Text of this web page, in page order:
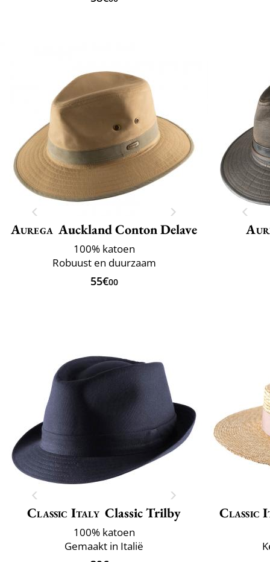
Aurega Auckland Conton Delave
100% katoen
Robuust en duurzaam
55€00
Classic Italy Classic Trilby
100% katoen
Gemaakt in Italië
Classic